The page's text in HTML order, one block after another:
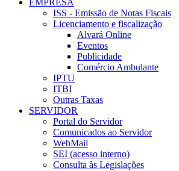
EMPRESA
ISS - Emissão de Notas Fiscais
Licenciamento e fiscalização
Alvará Online
Eventos
Publicidade
Comércio Ambulante
IPTU
ITBI
Outras Taxas
SERVIDOR
Portal do Servidor
Comunicados ao Servidor
WebMail
SEI (acesso interno)
Consulta às Legislações